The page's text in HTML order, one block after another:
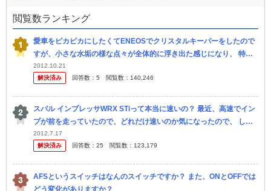
閲覧数ランキング
愛車をピカピカにしたくてENEOSでクリスタルキーパーをしたので
すが、小さな水垢の様な点々が全体的に浮き出た感じになり、 特に
前のボンネットはかなり目立っていました。 状態を店舗に見せる
と、やり...
2012.10.21
解決済み
回答数： 5 閲覧数： 140,246
スバル インプレッサWRX STiって本当に速いの？ 最近、高速でイン
プが前を走っていたので、どれだけ速いのか気になったので、 しつ
こく煽ってパッシングして挑発してみました。 すると相手も挑...
2012.7.17
解決済み
回答数： 25 閲覧数： 123,179
AFSというスイッチはなんのスイッチですか？ また、ONとOFFでは
どう変化がありますか？